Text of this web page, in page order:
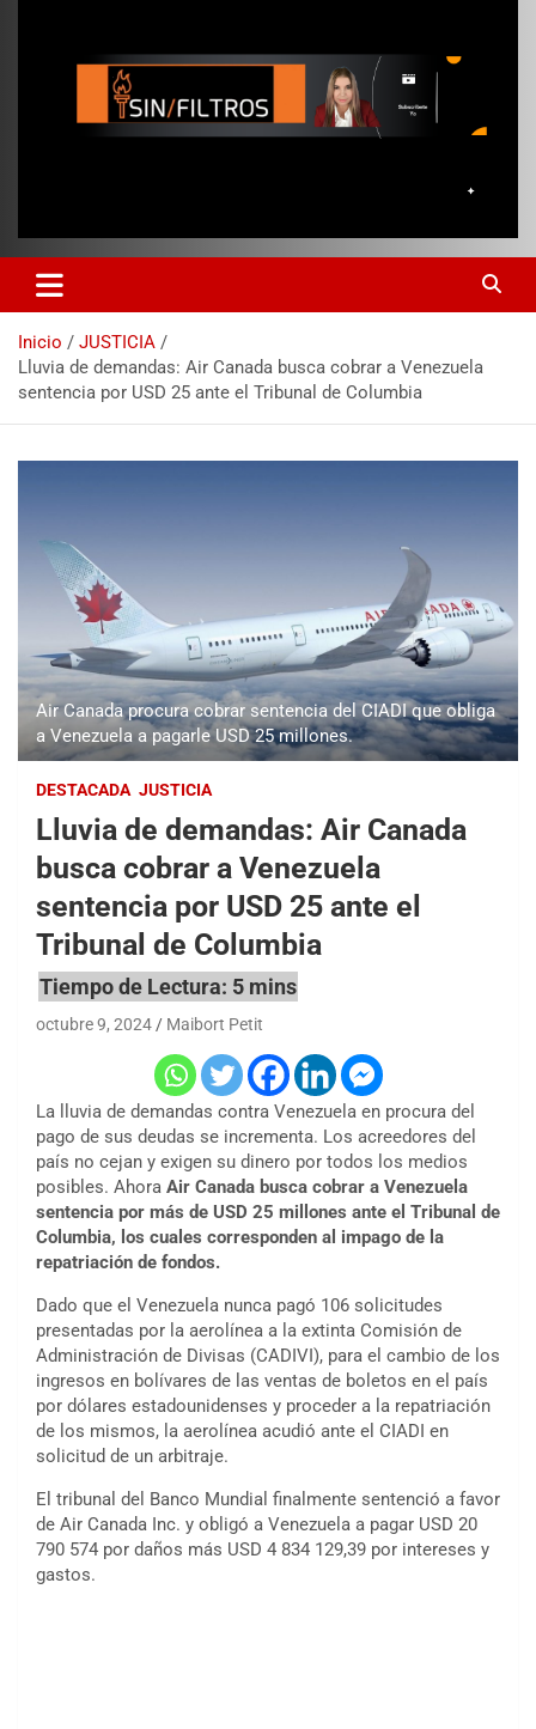
Inicio
JUSTICIA
Lluvia de demandas: Air Canada busca cobrar a Venezuela
sentencia por USD 25 ante el Tribunal de Columbia
Air Canada procura cobrar sentencia del CIADI que obliga
a Venezuela a pagarle USD 25 millones.
DESTACADA JUSTICIA
Lluvia de demandas: Air Canada
busca cobrar a Venezuela
sentencia por USD 25 ante el
Tribunal de Columbia
octubre 9, 2024 Maibort Petit
La lluvia de demandas contra Venezuela en procura del
pago de sus deudas se incrementa. Los acreedores del
país no cejan y exigen su dinero por todos los medios
posibles. Ahora Air Canada busca cobrar a Venezuela
sentencia por más de USD 25 millones ante el Tribunal de
Columbia, los cuales corresponden al impago de la
repatriación de fondos.
Dado que el Venezuela nunca pagó 106 solicitudes
presentadas por la aerolínea a la extinta Comisión de
Administración de Divisas (CADIVI), para el cambio de los
ingresos en bolívares de las ventas de boletos en el país
por dólares estadounidenses y proceder a la repatriación
de los mismos, la aerolínea acudió ante el CIADI en
solicitud de un arbitraje.
El tribunal del Banco Mundial finalmente sentenció a favor
de Air Canada Inc. y obligó a Venezuela a pagar USD 20
790 574 por daños más USD 4 834 129,39 por intereses y
gastos.